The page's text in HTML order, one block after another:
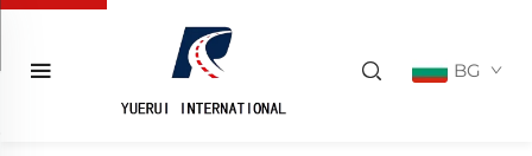
BG